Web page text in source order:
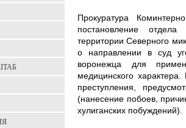
Прокуратура
постановление
территории Северного
о направлении в суд
воронежца для
медицинского
преступления,
(нанесение побоев,
хулиганских побуждений).